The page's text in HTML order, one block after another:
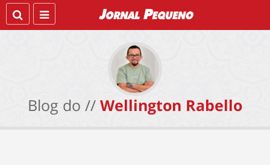
Blog do // Wellington Rabello